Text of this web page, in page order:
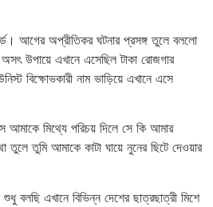
আগের অপ্রীতিকর ঘটনার প্রসঙ্গ তুলে বললো
উপায়ে এখানে এসেছিল টাকা রোজগার
বিক্ষোভকারী নাম ভাড়িয়ে এখানে এসে
মিথ্যে পরিচয় দিলে সে কি আমার
তুমি আমাকে কাটা ঘায়ে নুনের ছিটে দেওয়ার
বলছি এখানে বিভিন্ন দেশের ছাত্রছাত্রী মিশে